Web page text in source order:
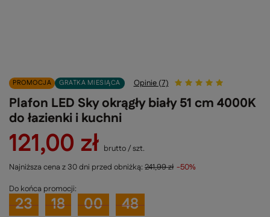
PROMOCJA GRATKA MIESIĄCA Opinie (7)
Plafon LED Sky okrągły biały 51 cm 4000K
do łazienki i kuchni
121,00 zł brutto/szt.
Najniższa cena z 30 dni przed obniżką: 241,99 zł -50%
Do końca promocji:
23 18 00 48